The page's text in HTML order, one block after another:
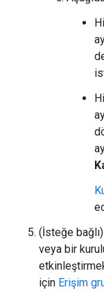
(İsteğe
veya bir
için Erişim